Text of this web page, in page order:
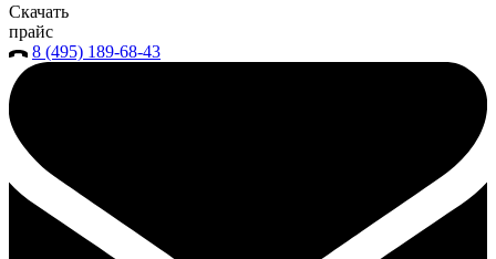
Скачать
прайс
8 (495) 189-68-43